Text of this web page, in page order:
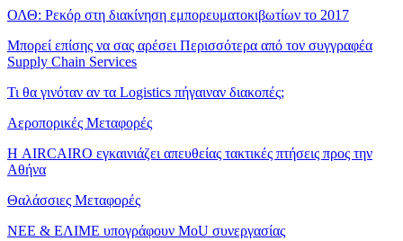
ΟΛΘ: Ρεκόρ στη διακίνηση εμπορευματοκιβωτίων το 2017
Μπορεί επίσης να σας αρέσει Περισσότερα από τον συγγραφέα
Supply Chain Services
Τι θα γινόταν αν τα Logistics πήγαιναν διακοπές;
Αεροπορικές Μεταφορές
Η AIRCAIRO εγκαινιάζει απευθείας τακτικές πτήσεις προς την
Αθήνα
Θαλάσσιες Μεταφορές
ΝΕΕ & ΕΛΙΜΕ υπογράφουν MoU συνεργασίας